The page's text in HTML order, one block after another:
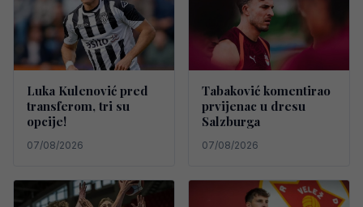
Luka Kulenović pred
transferom, tri su
opcije!
07/08/2026
Tabaković komentirao
prvijenac u dresu
Salzburga
07/08/2026